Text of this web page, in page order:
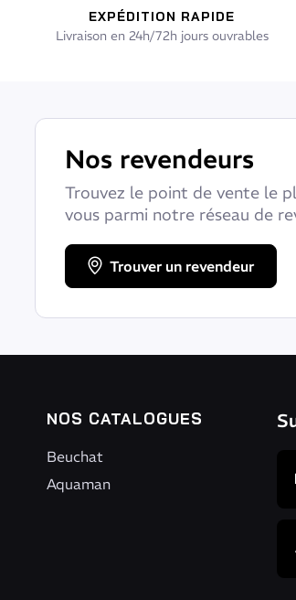
EXPÉDITION RAPIDE
Livraison en 24h/72h jours ouvrables
Nos revendeurs
Trouvez le point de vente le
vous parmi notre réseau de
Trouver un revendeur
NOS CATALOGUES
Beuchat
Aquaman